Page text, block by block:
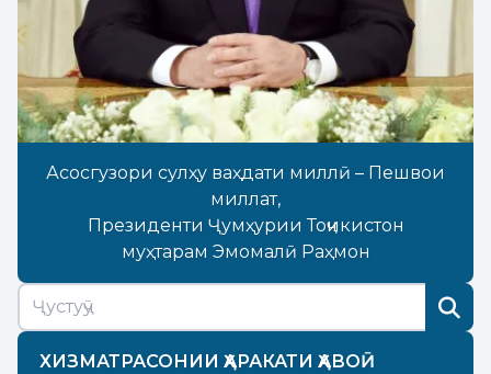
Асосгузори сулҳу ваҳдати миллӣ – Пешвои
миллат,
Президенти Ҷумҳурии Тоҷикистон
муҳтарам Эмомалӣ Раҳмон
ХИЗМАТРАСОНИИ ҲАРАКАТИ ҲАВОӢ